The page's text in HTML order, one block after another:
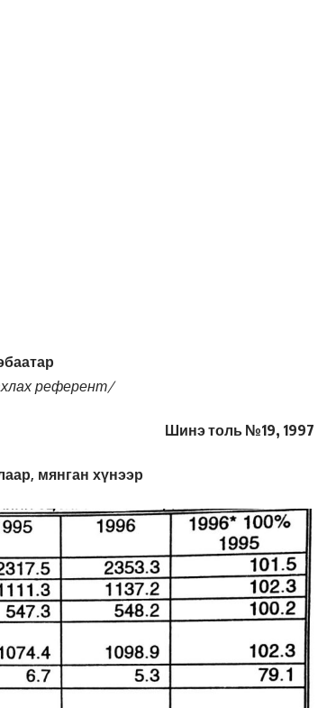
референт/
Шинэ толь №19, 1997
мянган хүнээр